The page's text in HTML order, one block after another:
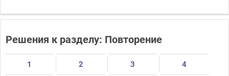
Решения к разделу: Повторение
1 2 3 4